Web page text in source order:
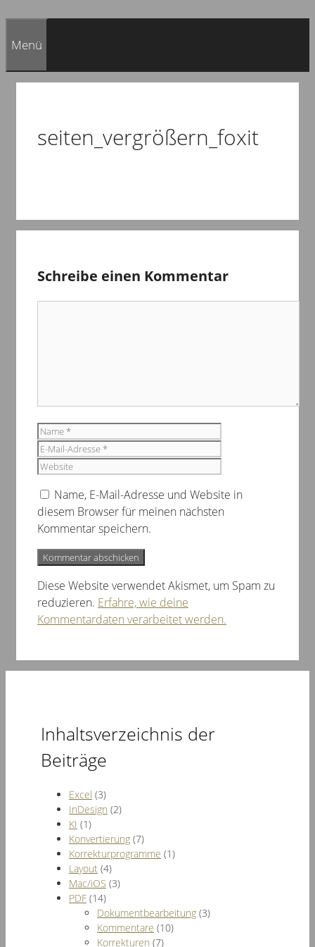
Menü
seiten_vergrößern_foxit
Schreibe einen Kommentar
Name
Adresse
Name, E-Mail-Adresse und Website in
diesem Browser für meinen nächsten
Kommentar speichern.
Diese Website verwendet Akismet, um Spam zu
reduzieren. Erfahre, wie deine
Kommentardaten verarbeitet werden.
Inhaltsverzeichnis der
Beiträge
Excel (3)
InDesign (2)
KI (1)
Konvertierung (7)
Korrekturprogramme (1)
Layout (4)
Mac/iOS (3)
PDF (14)
Dokumentbearbeitung (3)
Kommentare (10)
Korrekturen (7)